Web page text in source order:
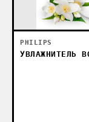
PHILIPS
УВЛАЖНИТЕЛЬ